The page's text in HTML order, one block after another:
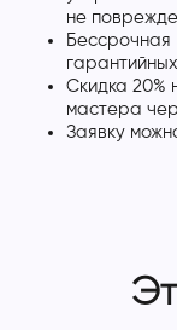
не
Бессрочная
Скидка 20%
мастера
Заявку